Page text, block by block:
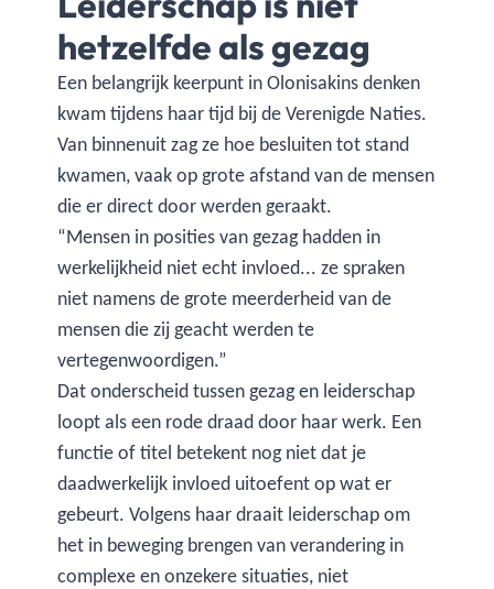
hetzelfde als gezag
Een belangrijk keerpunt in Olonisakins denken
kwam tijdens haar tijd bij de Verenigde Naties.
Van binnenuit zag ze hoe besluiten tot stand
kwamen, vaak op grote afstand van de mensen
die er direct door werden geraakt.
“Mensen in posities van gezag hadden in
werkelijkheid niet echt invloed... ze spraken
niet namens de grote meerderheid van de
mensen die zij geacht werden te
vertegenwoordigen.”
Dat onderscheid tussen gezag en leiderschap
loopt als een rode draad door haar werk. Een
functie of titel betekent nog niet dat je
daadwerkelijk invloed uitoefent op wat er
gebeurt. Volgens haar draait leiderschap om
het in beweging brengen van verandering in
complexe en onzekere situaties, niet